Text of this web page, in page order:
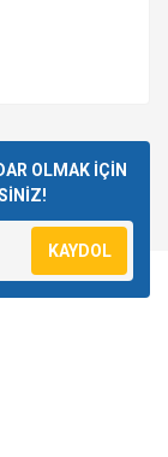
OLMAK İÇİN
KAYDOL